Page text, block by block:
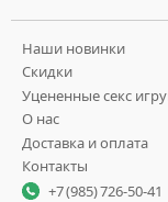
Наши новинки
Скидки
Уцененные секс
О нас
Доставка и оплата
Контакты
+7 (985) 726-50-41